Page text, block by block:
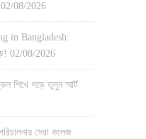
02/08/2026
in Bangladesh:
02/08/2026
শিখে গড়ে তুলুন স্মার্ট
সেরা কলেজ